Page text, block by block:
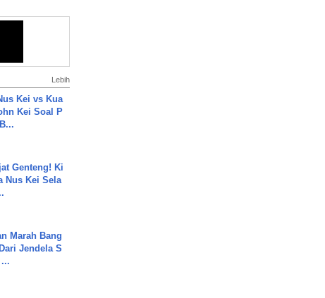
Lebih
Kei vs Kua
Kei Soal P
Genteng! Ki
Nus Kei Sela
Marah Bang
Jendela S